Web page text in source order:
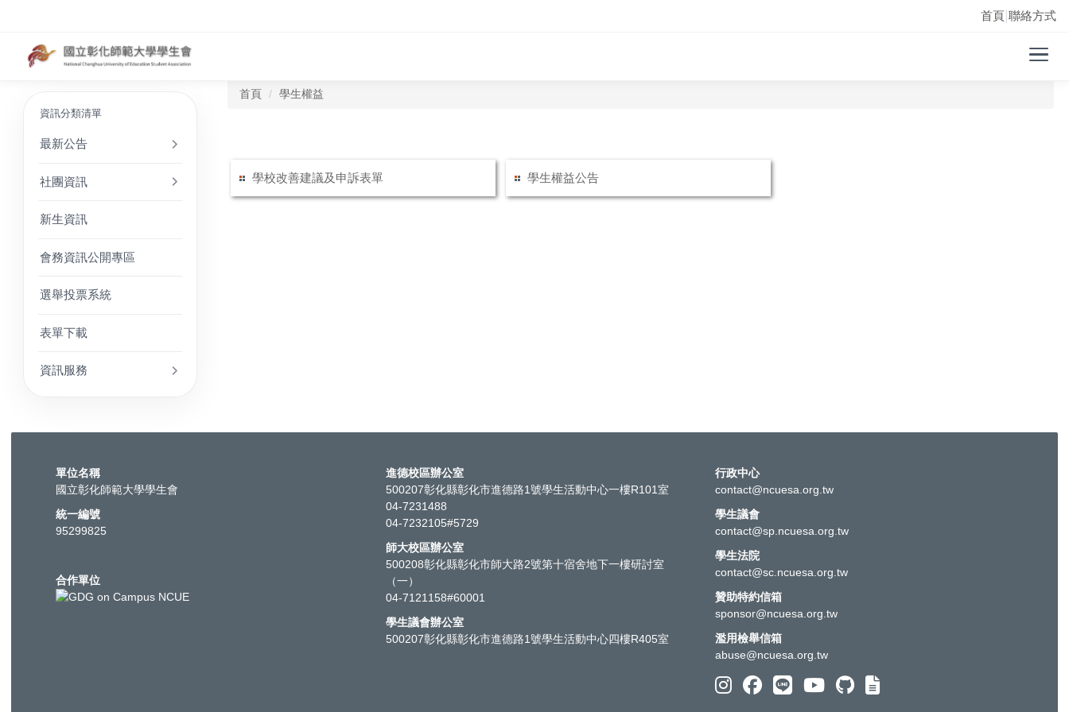
首頁 聯絡方式
資訊分類清單
最新公告
社團資訊
新生資訊
會務資訊公開專區
選舉投票系統
表單下載
資訊服務
首頁 學生權益
學校改善建議及申訴表單 學生權益公告
單位名稱
國立彰化師範大學學生會
統一編號
95299825
合作單位
進德校區辦公室
500207彰化縣彰化市進德路1號學生活動中心一樓R101室
04-7231488
04-7232105#5729
師大校區辦公室
500208彰化縣彰化市師大路2號第十宿舍地下一樓研討室
（一）
04-7121158#60001
學生議會辦公室
500207彰化縣彰化市進德路1號學生活動中心四樓R405室
行政中心
contact@ncuesa.org.tw
學生議會
contact@sp.ncuesa.org.tw
學生法院
contact@sc.ncuesa.org.tw
贊助特約信箱
sponsor@ncuesa.org.tw
濫用檢舉信箱
abuse@ncuesa.org.tw